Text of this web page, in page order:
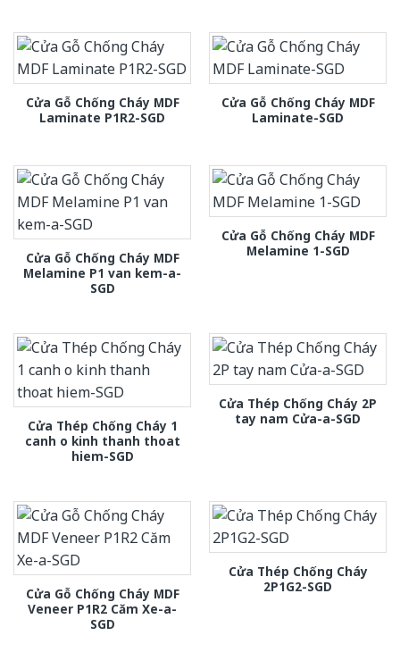
Cửa Gỗ Chống Cháy MDF
Laminate P1R2-SGD
Cửa Gỗ Chống Cháy MDF
Laminate-SGD
Cửa Gỗ Chống Cháy MDF
Melamine P1 van kem-a-
SGD
Cửa Gỗ Chống Cháy MDF
Melamine 1-SGD
Cửa Thép Chống Cháy 1
canh o kinh thanh thoat
hiem-SGD
Cửa Thép Chống Cháy 2P
tay nam Cửa-a-SGD
Cửa Gỗ Chống Cháy MDF
Veneer P1R2 Căm Xe-a-
SGD
Cửa Thép Chống Cháy
2P1G2-SGD